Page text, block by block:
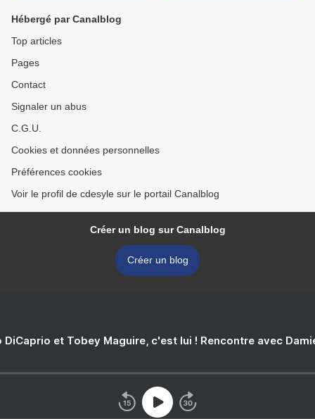
Hébergé par Canalblog
Top articles
Pages
Contact
Signaler un abus
C.G.U.
Cookies et données personnelles
Préférences cookies
Voir le profil de cdesyle sur le portail Canalblog
Créer un blog sur Canalblog
Créer un blog
DiCaprio et Tobey Maguire, c'est lui ! Rencontre avec